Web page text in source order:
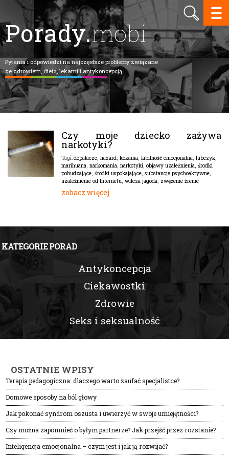
Porady.mobi
Pytania i odpowiedzi na najczęstsze problemy związane
ze zdrowiem, dietą, lekami i antykoncepcją.
Czy moje dziecko zażywa
narkotyki?
Tagi:dopalacze, hazard, kokaina, labilność emocjonalna, lubczyk,
marihuana, narkomania, narkotyki, objawy uzależnienia, środki
pobudzające, środki uspokajające, substancje psychoaktywne,
uzależnienie od Internetu, wilcza jagoda, zwężenie źrenic
zobacz więcej
KATEGORIE PORAD
Antykoncepcja
Ciekawostki
Zdrowie
Seks i seksualność
OSTATNIE WPISY
Terapia pedagogiczna: dlaczego warto zaufać specjalistce?
Domowe sposoby na ból głowy
Jak pokonać syndrom oszusta i uwierzyć w swoje umiejętności?
Czy można zapomnieć o byłym partnerze? Jak przejść przez rozstanie?
Inteligencja emocjonalna – czym jest i jak ją rozwijać?